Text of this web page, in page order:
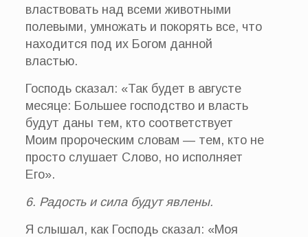
властвовать над всеми животными
полевыми, умножать и покорять все, что
находится под их Богом данной
властью.
Господь сказал: «Так будет в августе
месяце: Большее господство и власть
будут даны тем, кто соответствует
Моим пророческим словам — тем, кто не
просто слушает Слово, но исполняет
Его».
6. Радость и сила будут явлены.
Я слышал, как Господь сказал: «Моя